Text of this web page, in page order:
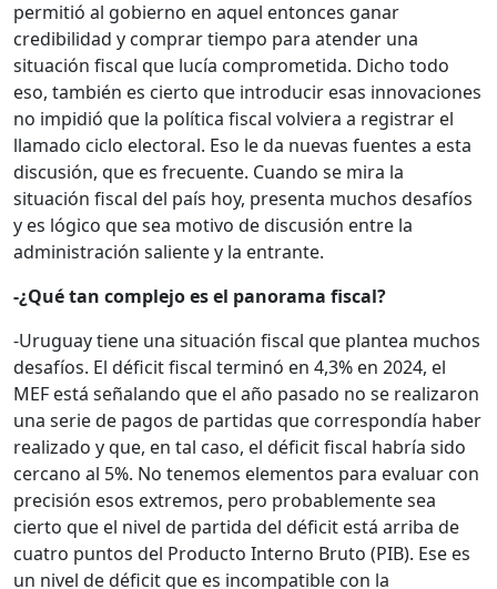
permitió al gobierno en aquel entonces ganar
credibilidad y comprar tiempo para atender una
situación fiscal que lucía comprometida. Dicho todo
eso, también es cierto que introducir esas innovaciones
no impidió que la política fiscal volviera a registrar el
llamado ciclo electoral. Eso le da nuevas fuentes a esta
discusión, que es frecuente. Cuando se mira la
situación fiscal del país hoy, presenta muchos desafíos
y es lógico que sea motivo de discusión entre la
administración saliente y la entrante.
-¿Qué tan complejo es el panorama fiscal?
-Uruguay tiene una situación fiscal que plantea muchos
desafíos. El déficit fiscal terminó en 4,3% en 2024, el
MEF está señalando que el año pasado no se realizaron
una serie de pagos de partidas que correspondía haber
realizado y que, en tal caso, el déficit fiscal habría sido
cercano al 5%. No tenemos elementos para evaluar con
precisión esos extremos, pero probablemente sea
cierto que el nivel de partida del déficit está arriba de
cuatro puntos del Producto Interno Bruto (PIB). Ese es
un nivel de déficit que es incompatible con la